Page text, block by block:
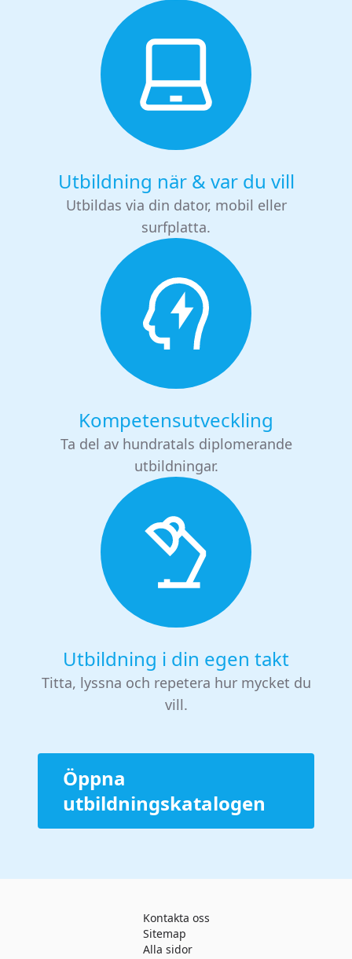
Utbildning när & var du vill
Utbildas via din dator, mobil eller
surfplatta.
Kompetensutveckling
Ta del av hundratals diplomerande
utbildningar.
Utbildning i din egen takt
Titta, lyssna och repetera hur mycket du
vill.
Öppna
utbildningskatalogen
Kontakta oss
Sitemap
Alla sidor